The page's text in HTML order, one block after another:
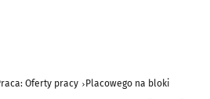
Oferty pracy Placowego na bloki